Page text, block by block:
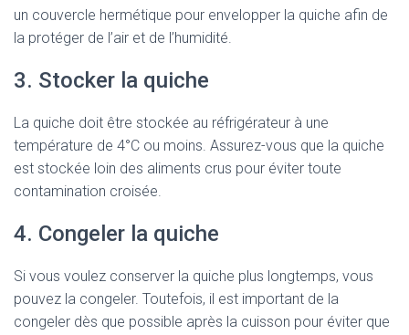
un couvercle hermétique pour envelopper la quiche afin de
la protéger de l’air et de l’humidité.
3. Stocker la quiche
La quiche doit être stockée au réfrigérateur à une
température de 4°C ou moins. Assurez-vous que la quiche
est stockée loin des aliments crus pour éviter toute
contamination croisée.
4. Congeler la quiche
Si vous voulez conserver la quiche plus longtemps, vous
pouvez la congeler. Toutefois, il est important de la
congeler dès que possible après la cuisson pour éviter que